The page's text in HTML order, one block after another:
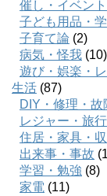
催し・イベント
子ども用品・
子育て論 (2)
病気・怪我 (10)
遊び・娯楽・
生活 (87)
DIY・修理・故
レジャー・旅行
住居・家具・
出来事・事故
学習・勉強 (8)
家電 (11)